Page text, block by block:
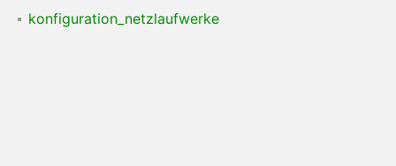
konfiguration_netzlaufwerke